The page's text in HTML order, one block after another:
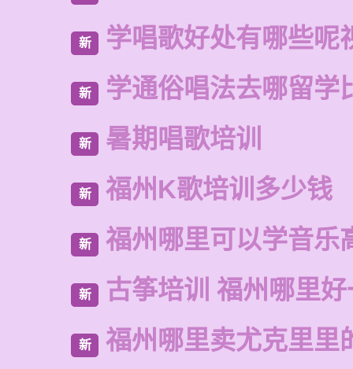
新 学唱歌好处有哪些呢
新 学通俗唱法去哪留学
新 暑期唱歌培训
新 福州K歌培训多少钱
新 福州哪里可以学音乐
新 古筝培训 福州哪里
新 福州哪里卖尤克里里